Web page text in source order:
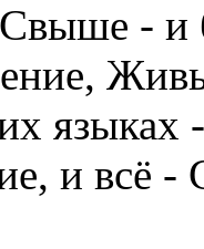
- и
и всё